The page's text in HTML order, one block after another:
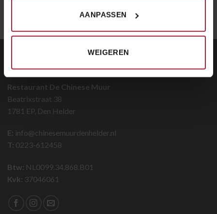
AANPASSEN
WEIGEREN
Restaurant De Chinese Muur
Beatrixstraat 38
1781 EP, Den Helder
E: info@chinesemuurdenhelder.nl
T: 0223-612458
Btw: NL0099.34.868.B01
Kvk: 37046061